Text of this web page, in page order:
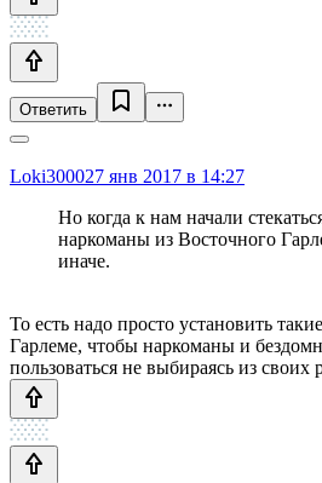
Ответить
Loki300027 янв 2017 в 14:27
Но когда к нам начали
наркоманы из Восточного
иначе.
То есть надо просто установить
Гарлеме, чтобы наркоманы и
пользоваться не выбираясь из своих